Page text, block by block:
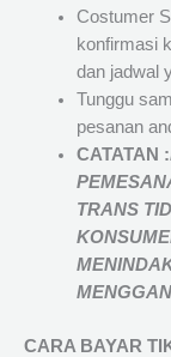
Costumer
konfirmasi
dan jadwal
Tunggu
pesanan
CATATAN :
TRANS
CARA BAYAR